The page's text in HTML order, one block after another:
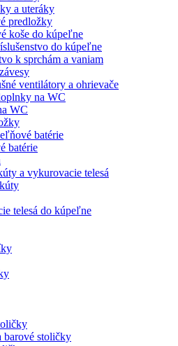
a uteráky
predložky
koše do kúpeľne
do kúpeľne
k sprchám a vaniam
ventilátory a ohrievače
na WC
WC
batérie
batérie
a vykurovacie telesá
telesá do kúpeľne
barové stoličky